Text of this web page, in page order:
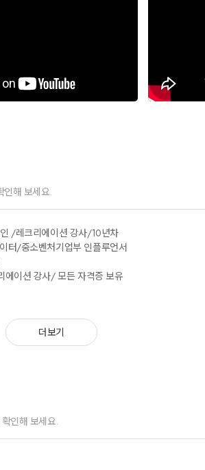
인해 보세요.
/레크리에이션 강사/10년차
터/중소벤처기업부 인플루언서
에이션 강사/ 모든 자격증 보유
서
세미나 아나운서
과 워크숍 아나운서
막식 아나운서
더보기
인해 보세요.